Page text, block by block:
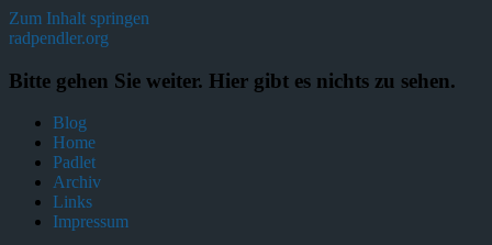
Zum Inhalt springen
radpendler.org
Bitte gehen Sie weiter. Hier gibt es nichts zu sehen.
Blog
Home
Padlet
Archiv
Links
Impressum